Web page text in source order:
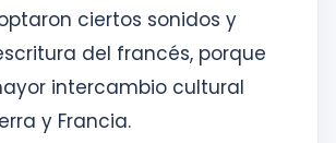
ciertos sonidos y
del francés, porque
intercambio cultural
y Francia.